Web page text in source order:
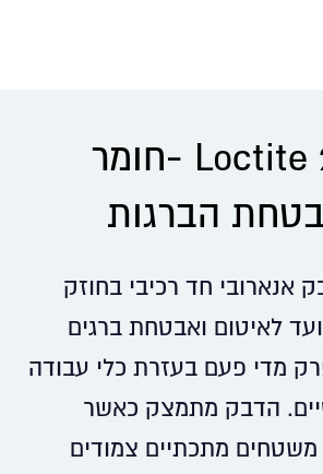
Loctite 241-50ml -חומר
הברגות
241 דבק אנארובי חד רכיבי בחוזק
לאיטום ואבטחת ברגים
מדי פעם בעזרת כלי עבודה
הדבק מתמצק כאשר
משטחים מתכתיים צמודים